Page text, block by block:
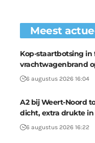
Meest
Kop-staartbotsing in
vrachtwagenbrand
6 augustus 2026 16:04
A2 bij Weert-Noord
dicht, extra drukte in
6 augustus 2026 16:22